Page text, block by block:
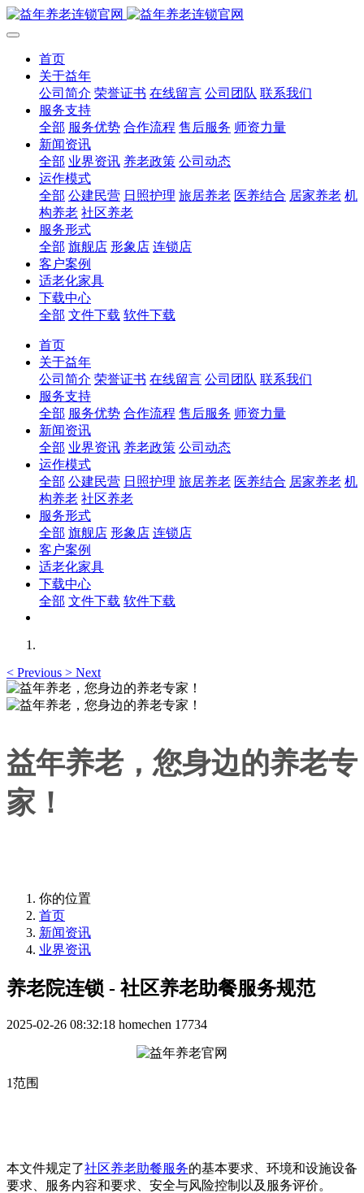
首页
关于益年
公司简介 荣誉证书 在线留言 公司团队 联系我们
服务支持
全部 服务优势 合作流程 售后服务 师资力量
新闻资讯
全部 业界资讯 养老政策 公司动态
运作模式
全部 公建民营 日照护理 旅居养老 医养结合 居家养老 机
构养老 社区养老
服务形式
全部 旗舰店 形象店 连锁店
客户案例
适老化家具
下载中心
全部 文件下载 软件下载
首页
关于益年
公司简介 荣誉证书 在线留言 公司团队 联系我们
服务支持
全部 服务优势 合作流程 售后服务 师资力量
新闻资讯
全部 业界资讯 养老政策 公司动态
运作模式
全部 公建民营 日照护理 旅居养老 医养结合 居家养老 机
构养老 社区养老
服务形式
全部 旗舰店 形象店 连锁店
客户案例
适老化家具
下载中心
全部 文件下载 软件下载
< Previous > Next
益年养老，您身边的养老专
家！
你的位置
首页
新闻资讯
业界资讯
养老院连锁 - 社区养老助餐服务规范
2025-02-26 08:32:18 homechen 17734
1范围
本文件规定了社区养老助餐服务的基本要求、环境和设施设备
要求、服务内容和要求、安全与风险控制以及服务评价。